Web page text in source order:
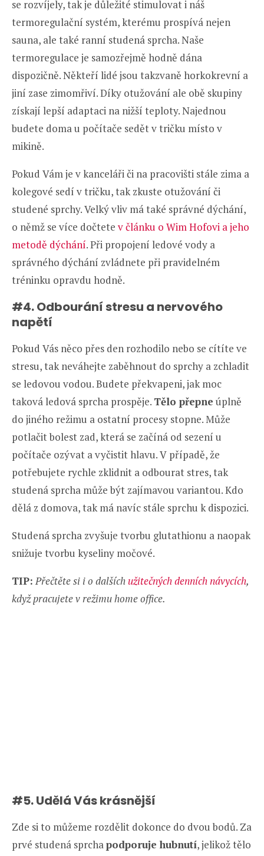
se rozvíjely, tak je důležité stimulovat i náš
termoregulační systém, kterému prospívá nejen
sauna, ale také ranní studená sprcha. Naše
termoregulace je samozřejmě hodně dána
dispozičně. Někteří lidé jsou takzvaně horkokrevní a
jiní zase zimomřiví. Díky otužování ale obě skupiny
získají lepší adaptaci na nižší teploty. Najednou
budete doma u počítače sedět v tričku místo v
mikině.
Pokud Vám je v kanceláři či na pracovišti stále zima a
kolegové sedí v tričku, tak zkuste otužování či
studené sprchy. Velký vliv má také správné dýchání,
o němž se více dočtete v článku o Wim Hofovi a jeho
metodě dýchání. Při propojení ledové vody a
správného dýchání zvládnete při pravidelném
tréninku opravdu hodně.
#4. Odbourání stresu a nervového
napětí
Pokud Vás něco přes den rozhodilo nebo se cítíte ve
stresu, tak neváhejte zaběhnout do sprchy a zchladit
se ledovou vodou. Budete překvapeni, jak moc
taková ledová sprcha prospěje. Tělo přepne úplně
do jiného režimu a ostatní procesy stopne. Může
potlačit bolest zad, která se začíná od sezení u
počítače ozývat a vyčistit hlavu. V případě, že
potřebujete rychle zklidnit a odbourat stres, tak
studená sprcha může být zajímavou variantou. Kdo
dělá z domova, tak má navíc stále sprchu k dispozici.
Studená sprcha zvyšuje tvorbu glutathionu a naopak
snižuje tvorbu kyseliny močové.
TIP: Přečtěte si i o dalších užitečných denních návycích,
když pracujete v režimu home office.
#5. Udělá Vás krásnější
Zde si to můžeme rozdělit dokonce do dvou bodů. Za
prvé studená sprchapodporuje hubnutí, jelikož tělo